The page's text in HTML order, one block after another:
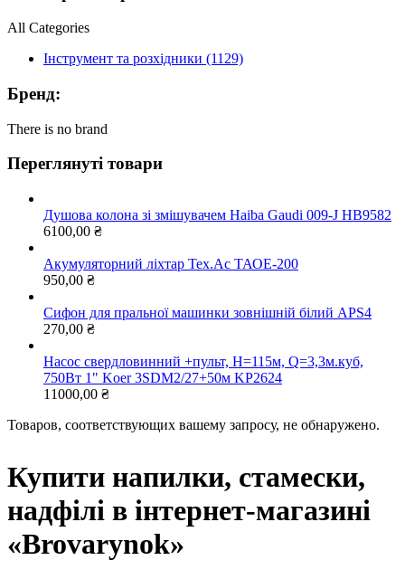
All Categories
Інструмент та розхідники (1129)
Бренд:
There is no brand
Переглянуті товари
Душова колона зі змішувачем Haiba Gaudi 009-J HB9582
6100,00 ₴
Акумуляторний ліхтар Тех.Ас ТАОЕ-200
950,00 ₴
Сифон для пральної машинки зовнішній білий APS4
270,00 ₴
Насос свердловинний +пульт, Н=115м, Q=3,3м.куб,
750Вт 1" Koer 3SDM2/27+50м KP2624
11000,00 ₴
Товаров, соответствующих вашему запросу, не обнаружено.
Купити напилки, стамески,
надфілі в інтернет-магазині
«Brovarynok»